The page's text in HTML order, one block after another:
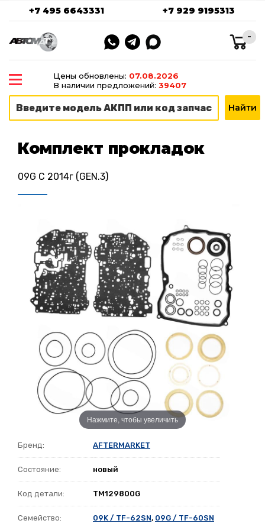
+7 495 6643331 +7 929 9195313
-
Цены обновлены: 07.08.2026
В наличии предложений: 39407
Комплект прокладок
09G C 2014г (GEN.3)
Нажмите, чтобы увеличить
Бренд: AFTERMARKET
Состояние: новый
Код детали: TM129800G
Семейство: 09K / TF-62SN, 09G / TF-60SN